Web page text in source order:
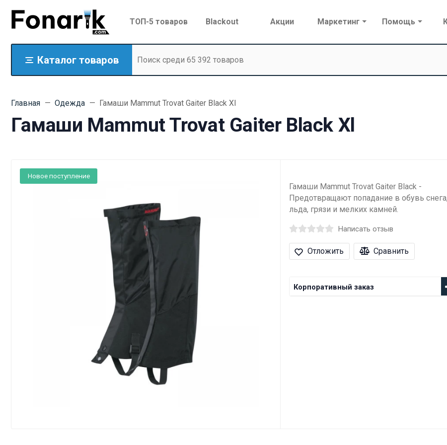
ТОП-5 товаров Blackout Акции Маркетинг Помощь
Каталог товаров
Главная Одежда Гамаши Mammut Trovat Gaiter Black Xl
Гамаши Mammut Trovat Gaiter Black Xl
Новое поступление
Гамаши Mammut Trovat Gaiter Black -
Предотвращают попадание в обувь снега,
льда, грязи и мелких камней.
Написать отзыв
Отложить Сравнить
Корпоративный заказ